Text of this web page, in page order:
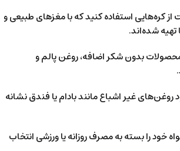
از کره‌هایی استفاده کنید که با مغزهای طبیعی و
تهیه شده‌اند.
بدون شکر اضافه، روغن پالم و
روغن‌های غیر اشباع مانند بادام یا فندق نشانه
خود را بسته به مصرف روزانه یا ورزشی انتخاب